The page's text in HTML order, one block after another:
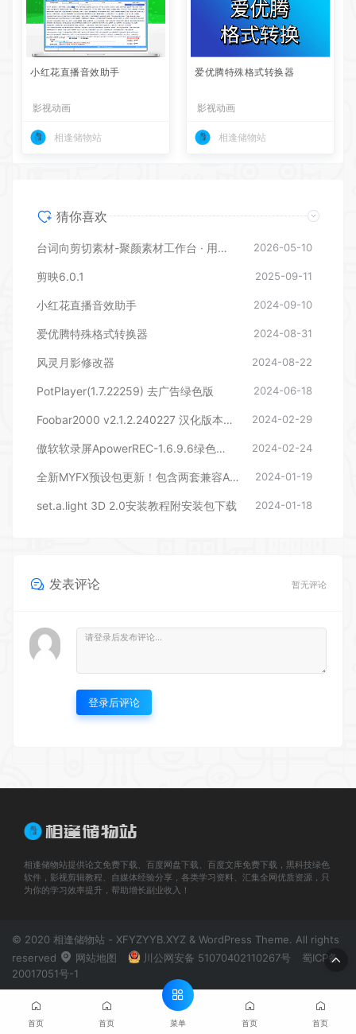
小红花直播音效助手
影视动画
相逢储物站
爱优腾特殊格式转换器
影视动画
相逢储物站
猜你喜欢
台词向剪切素材-聚颜素材工作台 · 用户使用说明 2026-05-10
剪映6.0.1 2025-09-11
小红花直播音效助手 2024-09-10
爱优腾特殊格式转换器 2024-08-31
风灵月影修改器 2024-08-22
PotPlayer(1.7.22259) 去广告绿色版 2024-06-18
Foobar2000 v2.1.2.240227 汉化版本下载 2024-02-29
傲软软录屏ApowerREC-1.6.9.6绿色版本 2024-02-24
全新MYFX预设包更新！包含两套兼容AEPR的预设，后期剪辑包装必备 2024-01-19
set.a.light 3D 2.0安装教程附安装包下载 2024-01-18
发表评论 暂无评论
登录后评论
相逢储物站提供论文免费下载、百度网盘下载、百度文库免费下载，黑科技绿色
软件，影视剪辑教程、自媒体经验分享，各类学习资料、汇集全网优质资源，只
为你的学习效率提升，帮助增长副业收入！
© 2020 相逢储物站 - XFYZYYB.XYZ & WordPress Theme. All rights
reserved
网站地图 川公网安备 51070402110267号
蜀ICP备
20017051号-1
首页 首页 菜单 首页 首页